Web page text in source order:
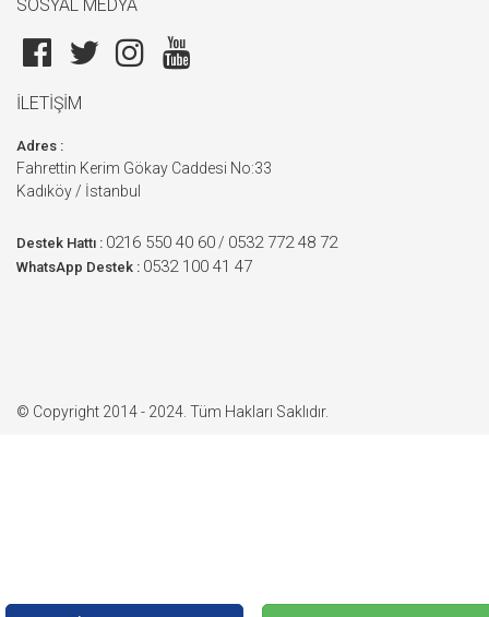
SOSYAL MEDYA
İLETİŞİM
Adres :
Fahrettin Kerim Gökay Caddesi No:33
Kadıköy / İstanbul
Destek Hattı : 0216 550 40 60 / 0532 772 48 72
WhatsApp Destek : 0532 100 41 47
© Copyright 2014 - 2024. Tüm Hakları Saklıdır.